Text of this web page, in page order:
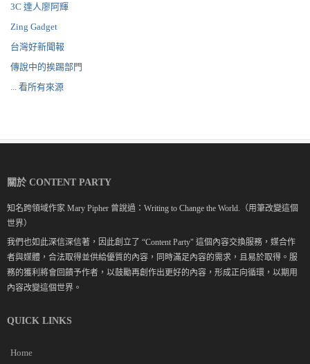
3C 達人廖阿輝
Zing Gadget
台灣好新聞報
傳說中的挨踢部門
... 看所有來源
關於 CONTENT PARTY
知名跨領域作家 Mary Pipher 曾說過：Writing to Change the World.（用筆改變這個
世界）
我們也如此深信深信著，因此創立了 “Content Party" 這個內容交換服務，媒合作
者與媒體，合法取得並供給優質的內容，同時滿足內容的需求，且易於取得。服
務的獲利將會回饋予作者，以鼓勵再創作出更好的內容，形成正向循環，以期用
內容改變這個世界。
QUICK LINKS
Home